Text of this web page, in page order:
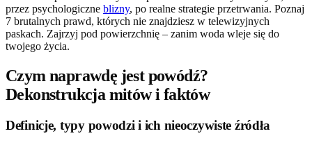
przez psychologiczne blizny, po realne strategie przetrwania. Poznaj
7 brutalnych prawd, których nie znajdziesz w telewizyjnych
paskach. Zajrzyj pod powierzchnię – zanim woda wleje się do
twojego życia.
Czym naprawdę jest powódź?
Dekonstrukcja mitów i faktów
Definicje, typy powodzi i ich nieoczywiste źródła